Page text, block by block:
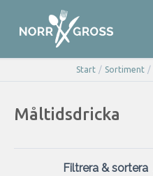
Start / Sortiment /
Måltidsdricka
Filtrera & sortera